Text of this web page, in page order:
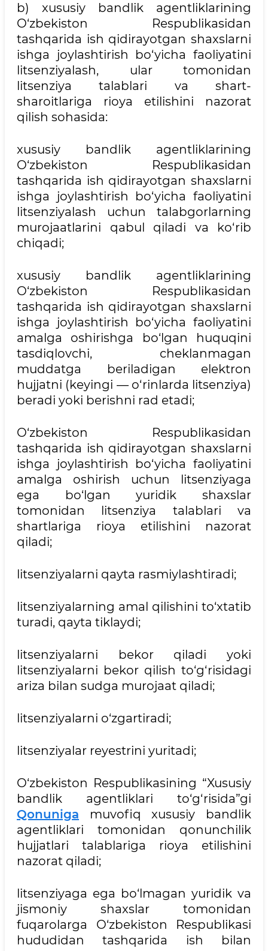
b) xususiy bandlik agentliklarining
O‘zbekiston Respublikasidan
tashqarida ish qidirayotgan shaxslarni
ishga joylashtirish bo‘yicha faoliyatini
litsenziyalash, ular tomonidan
litsenziya talablari va shart-
sharoitlariga rioya etilishini nazorat
qilish sohasida:
xususiy bandlik agentliklarining
O‘zbekiston Respublikasidan
tashqarida ish qidirayotgan shaxslarni
ishga joylashtirish bo‘yicha faoliyatini
litsenziyalash uchun talabgorlarning
murojaatlarini qabul qiladi va ko‘rib
chiqadi;
xususiy bandlik agentliklarining
O‘zbekiston Respublikasidan
tashqarida ish qidirayotgan shaxslarni
ishga joylashtirish bo‘yicha faoliyatini
amalga oshirishga bo‘lgan huquqini
tasdiqlovchi, cheklanmagan
muddatga beriladigan elektron
hujjatni (keyingi — o‘rinlarda litsenziya)
beradi yoki berishni rad etadi;
O‘zbekiston Respublikasidan
tashqarida ish qidirayotgan shaxslarni
ishga joylashtirish bo‘yicha faoliyatini
amalga oshirish uchun litsenziyaga
ega bo‘lgan yuridik shaxslar
tomonidan litsenziya talablari va
shartlariga rioya etilishini nazorat
qiladi;
litsenziyalarni qayta rasmiylashtiradi;
litsenziyalarning amal qilishini to‘xtatib
turadi, qayta tiklaydi;
litsenziyalarni bekor qiladi yoki
litsenziyalarni bekor qilish to‘g‘risidagi
ariza bilan sudga murojaat qiladi;
litsenziyalarni o‘zgartiradi;
litsenziyalar reyestrini yuritadi;
O‘zbekiston Respublikasining “Xususiy
bandlik agentliklari to‘g‘risida”gi
Qonuniga muvofiq xususiy bandlik
agentliklari tomonidan qonunchilik
hujjatlari talablariga rioya etilishini
nazorat qiladi;
litsenziyaga ega bo‘lmagan yuridik va
jismoniy shaxslar tomonidan
fuqarolarga O‘zbekiston Respublikasi
hududidan tashqarida ish bilan